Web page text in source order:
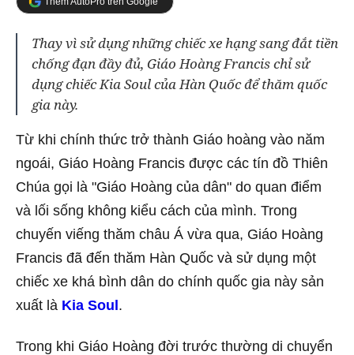
Thay vì sử dụng những chiếc xe hạng sang đắt tiền
chống đạn đầy đủ, Giáo Hoàng Francis chỉ sử
dụng chiếc Kia Soul của Hàn Quốc để thăm quốc
gia này.
Từ khi chính thức trở thành Giáo hoàng vào năm
ngoái, Giáo Hoàng Francis được các tín đồ Thiên
Chúa gọi là "Giáo Hoàng của dân" do quan điểm
và lối sống không kiểu cách của mình. Trong
chuyến viếng thăm châu Á vừa qua, Giáo Hoàng
Francis đã đến thăm Hàn Quốc và sử dụng một
chiếc xe khá bình dân do chính quốc gia này sản
xuất là Kia Soul .
Trong khi Giáo Hoàng đời trước thường di chuyển